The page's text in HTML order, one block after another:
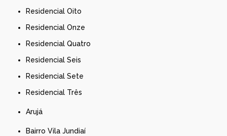
Residencial Oito
Residencial Onze
Residencial Quatro
Residencial Seis
Residencial Sete
Residencial Três
Arujá
Bairro Vila Jundiaí